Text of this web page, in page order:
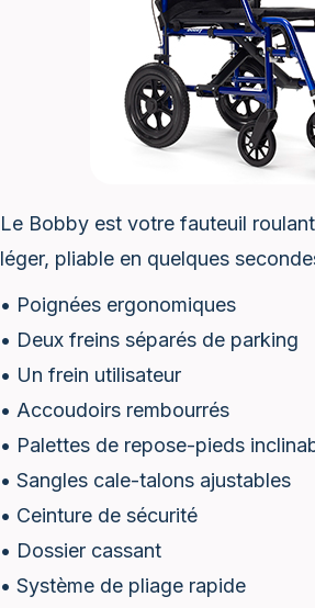
Le Bobby est votre fauteuil
léger, pliable en quelques
• Poignées ergonomiques
• Deux freins séparés de parking
• Un frein utilisateur
• Accoudoirs rembourrés
• Palettes de repose-pieds
• Sangles cale-talons ajustables
• Ceinture de sécurité
• Dossier cassant
• Système de pliage rapide